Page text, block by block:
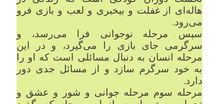
هاله‌ای از غفلت و بیخبری و لعب و بازی فرو
می‌رود.
سپس مرحله نوجوانی فرا می‌رسد، و
سرگرمی جای بازی را می‌گیرد، و در این
مرحله انسان به دنبال مسائلی است که او را
به خود سرگرم سازد و از مسائل جدی دور
دارد.
مرحله سوم مرحله جوانی و شور و عشق و